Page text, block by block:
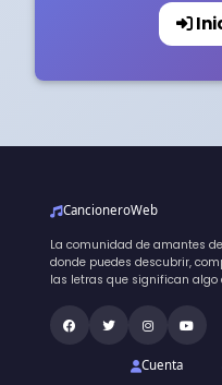
CancioneroWeb
La comunidad de amantes
donde puedes descubrir,
las letras que significan algo
Cuenta